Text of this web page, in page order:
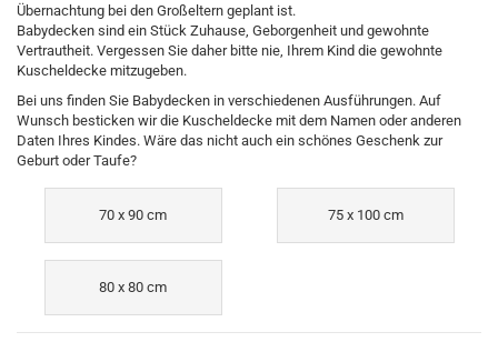
Übernachtung bei den Großeltern geplant ist.
Babydecken sind ein Stück Zuhause, Geborgenheit und gewohnte
Vertrautheit. Vergessen Sie daher bitte nie, Ihrem Kind die gewohnte
Kuscheldecke mitzugeben.
Bei uns finden Sie Babydecken in verschiedenen Ausführungen. Auf
Wunsch besticken wir die Kuscheldecke mit dem Namen oder anderen
Daten Ihres Kindes. Wäre das nicht auch ein schönes Geschenk zur
Geburt oder Taufe?
70 x 90 cm 75 x 100 cm
80 x 80 cm